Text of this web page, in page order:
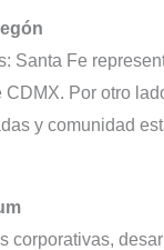
Santa Fe
Por otro
y comunidad
corporativas,